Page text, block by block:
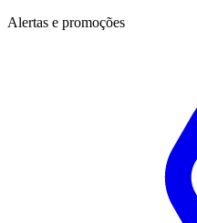
Alertas e promoções